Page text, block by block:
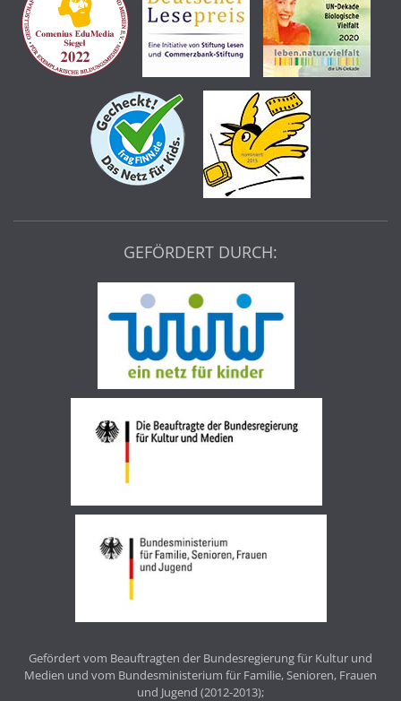
GEFÖRDERT DURCH:
Gefördert vom Beauftragten der Bundesregierung für Kultur und
Medien und vom Bundesministerium für Familie, Senioren, Frauen
und Jugend (2012-2013);